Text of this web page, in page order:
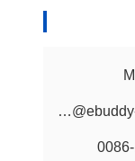
Vicky@ebuddy-diycable.com